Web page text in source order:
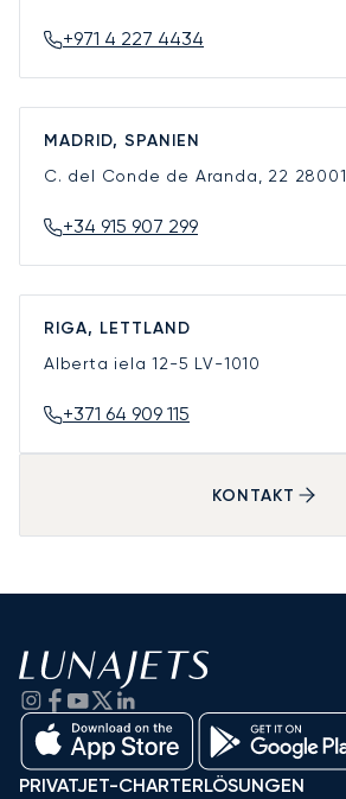
+971 4 227 4434
MADRID, SPANIEN
C. del Conde de Aranda, 22 28001
+34 915 907 299
RIGA, LETTLAND
Alberta iela 12-5 LV-1010
+371 64 909 115
KONTAKT
PRIVATJET-CHARTERLÖSUNGEN